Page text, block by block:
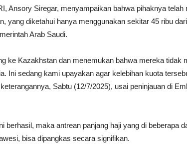
Ansory Siregar, menyampaikan bahwa pihaknya telah
yang diketahui hanya menggunakan sekitar 45 ribu
Arab Saudi.
ke Kazakhstan dan menemukan bahwa mereka tidak
Ini sedang kami upayakan agar kelebihan kuota
Sabtu (12/7/2025), usai peninjauan di
berhasil, maka antrean panjang haji yang di beberapa
bisa dipangkas secara signifikan.